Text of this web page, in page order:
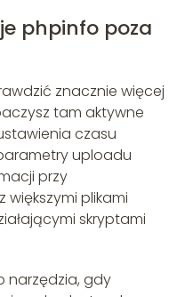
phpinfo poza
znacznie więcej
tam aktywne
czasu
uploadu
przy
plikami
skryptami
narzędzia, gdy